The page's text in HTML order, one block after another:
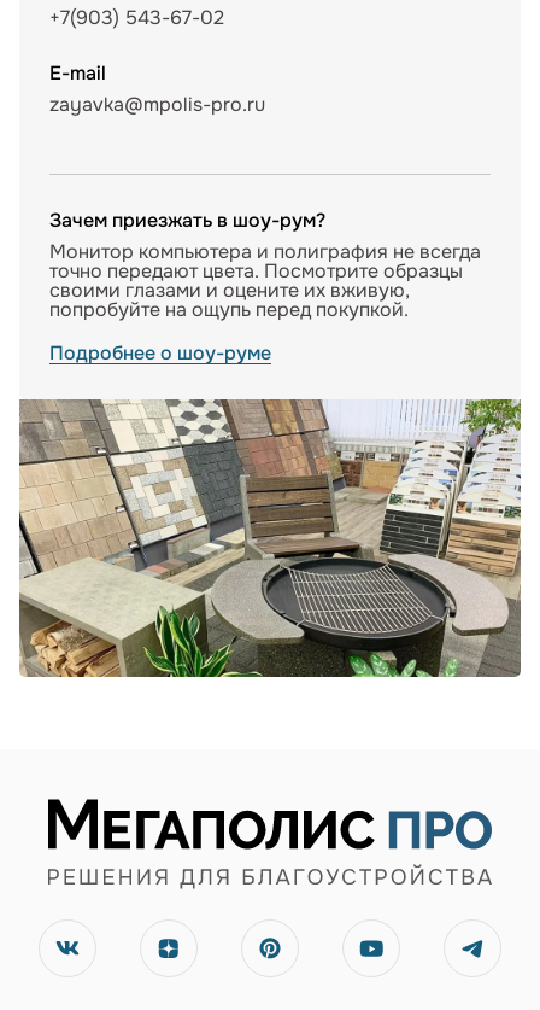
+7(903) 543-67-02
E-mail
zayavka@mpolis-pro.ru
Зачем приезжать в шоу-рум?
Монитор компьютера и полиграфия не всегда
точно передают цвета. Посмотрите образцы
своими глазами и оцените их вживую,
попробуйте на ощупь перед покупкой.
Подробнее о шоу-руме